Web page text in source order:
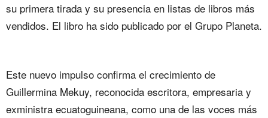
su primera tirada y su presencia en listas de libros más
vendidos. El libro ha sido publicado por el Grupo Planeta.
Este nuevo impulso confirma el crecimiento de
Guillermina Mekuy, reconocida escritora, empresaria y
exministra ecuatoguineana, como una de las voces más